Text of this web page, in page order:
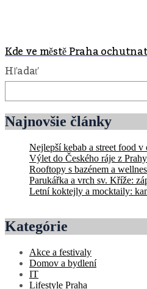
Kde ve městě Praha
Hľadať
Najnovšie články
Nejlepší kebab a street food v
Výlet do Českého ráje z
Rooftopy s bazénem a
Parukářka a vrch sv. Kříže:
Letní koktejly a mocktaily:
Kategórie
Akce a festivaly
Domov a bydlení
IT
Lifestyle Praha